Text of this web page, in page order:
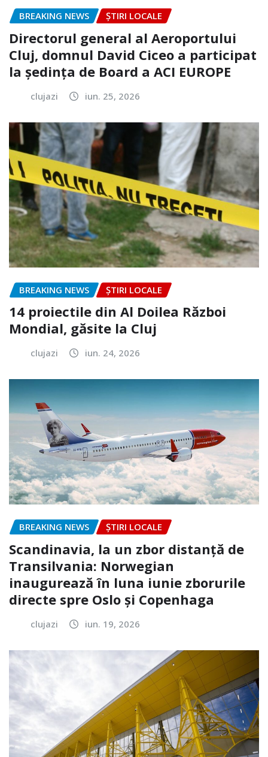
BREAKING NEWS ȘTIRI LOCALE
Directorul general al Aeroportului
Cluj, domnul David Ciceo a participat
la ședința de Board a ACI EUROPE
clujazi iun. 25, 2026
BREAKING NEWS ȘTIRI LOCALE
14 proiectile din Al Doilea Război
Mondial, găsite la Cluj
clujazi iun. 24, 2026
BREAKING NEWS ȘTIRI LOCALE
Scandinavia, la un zbor distanță de
Transilvania: Norwegian
inaugurează în luna iunie zborurile
directe spre Oslo și Copenhaga
clujazi iun. 19, 2026